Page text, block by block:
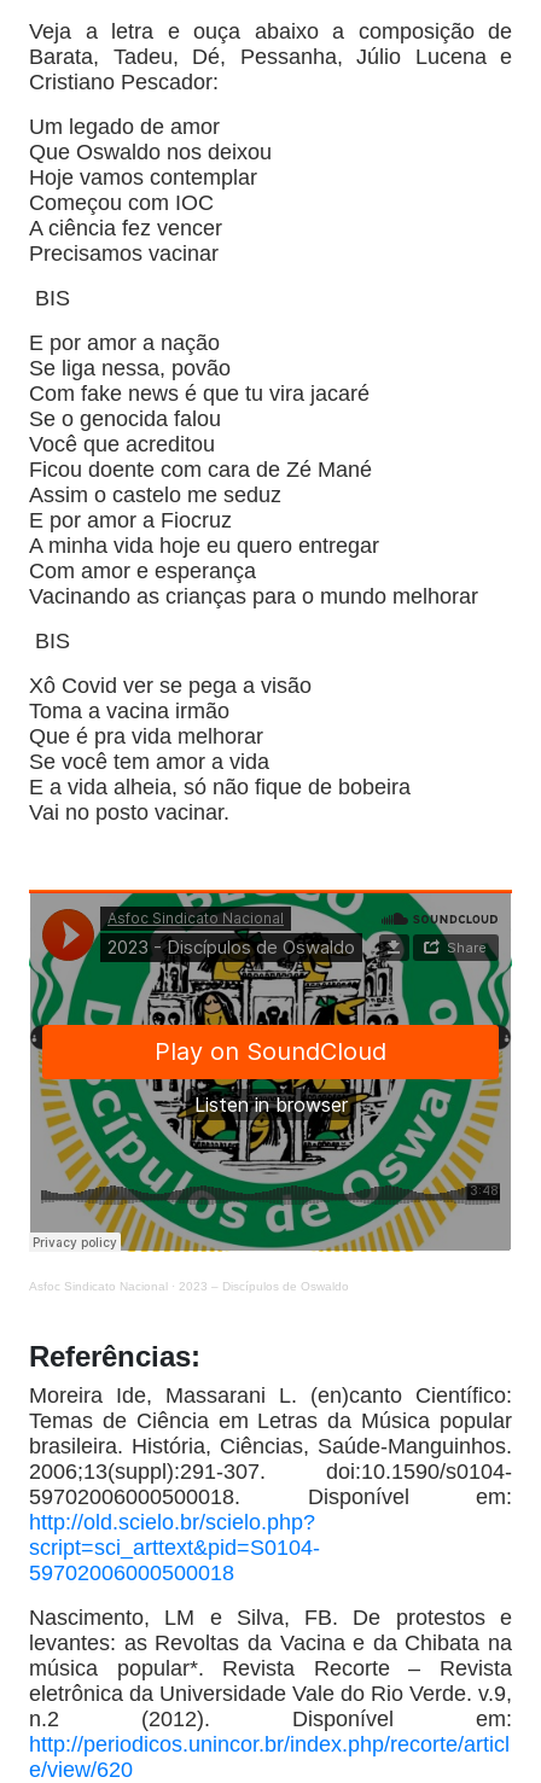
Veja a letra e ouça abaixo a composição de
Barata, Tadeu, Dé, Pessanha, Júlio Lucena e
Cristiano Pescador:
Um legado de amor
Que Oswaldo nos deixou
Hoje vamos contemplar
Começou com IOC
A ciência fez vencer
Precisamos vacinar
BIS
E por amor a nação
Se liga nessa, povão
Com fake news é que tu vira jacaré
Se o genocida falou
Você que acreditou
Ficou doente com cara de Zé Mané
Assim o castelo me seduz
E por amor a Fiocruz
A minha vida hoje eu quero entregar
Com amor e esperança
Vacinando as crianças para o mundo melhorar
BIS
Xô Covid ver se pega a visão
Toma a vacina irmão
Que é pra vida melhorar
Se você tem amor a vida
E a vida alheia, só não fique de bobeira
Vai no posto vacinar.
Asfoc Sindicato Nacional · 2023 – Discípulos de Oswaldo
Referências:
Moreira Ide, Massarani L. (en)canto Científico:
Temas de Ciência em Letras da Música popular
brasileira. História, Ciências, Saúde-Manguinhos.
2006;13(suppl):291-307. doi:10.1590/s0104-
59702006000500018. Disponível em:
http://old.scielo.br/scielo.php?
script=sci_arttext&pid=S0104-
59702006000500018
Nascimento, LM e Silva, FB. De protestos e
levantes: as Revoltas da Vacina e da Chibata na
música popular*. Revista Recorte – Revista
eletrônica da Universidade Vale do Rio Verde. v.9,
n.2 (2012). Disponível em:
http://periodicos.unincor.br/index.php/recorte/articl
e/view/620